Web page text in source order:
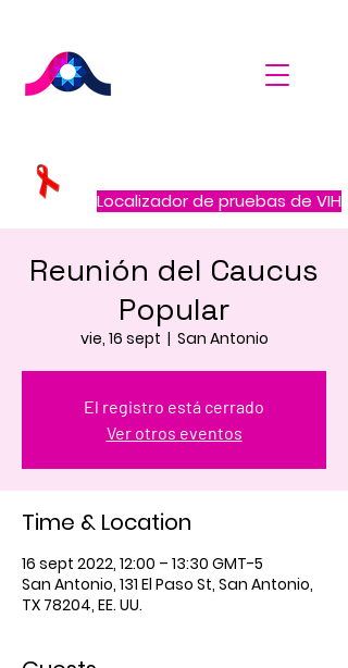
Localizador de pruebas de VIH
Reunión del Caucus
Popular
vie, 16 sept
  |
San Antonio
El registro está cerrado
Ver otros eventos
Time & Location
16 sept 2022, 12:00 – 13:30 GMT-5
San Antonio, 131 El Paso St, San Antonio,
TX 78204, EE. UU.